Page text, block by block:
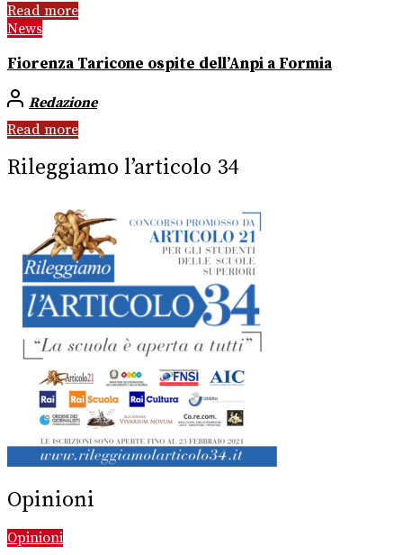
Read more
News
Fiorenza Taricone ospite dell’Anpi a Formia
Redazione
Read more
Rileggiamo l’articolo 34
Opinioni
Opinioni